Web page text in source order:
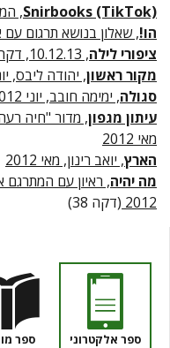
Snirbooks (TikTok)
,
הו!, שאלון בנושא תרגום עם אבי
ציפורי לילה, 10.12.13, דקה 53:15
מקור ראשון, יהודה ליבס, יוני
סגולה, ימימה חובב, יוני 2012
עיתון מגפון, מדור "חיה
מאי 2012
הארץ, יואב רינון, מאי 2012
מה יהיה, ראיון עם המתרגם
2012 (דקה 38)
ספר אלקטרוני ספר